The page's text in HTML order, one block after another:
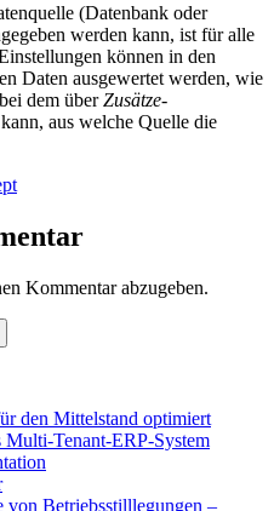
(Datenbank oder
werden kann, ist für alle
können in den
Daten ausgewertet werden, wie
dem überZusätze-
aus welche Quelle die
Kommentar abzugeben.
den Mittelstand optimiert
Multi-Tenant-ERP-System
von Betriebsstilllegungen –